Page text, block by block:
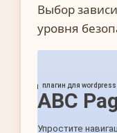
Выбор
уровня